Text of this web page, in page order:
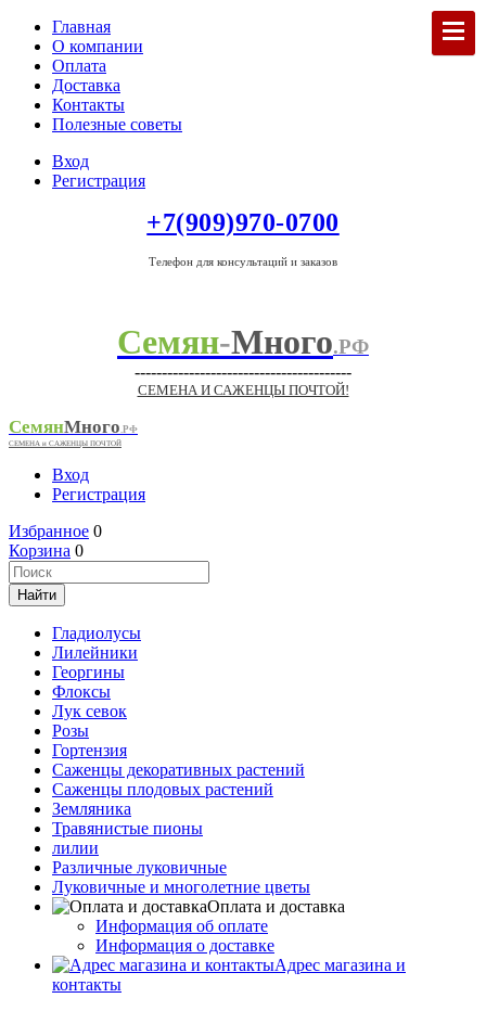
Главная
О компании
Оплата
Доставка
Контакты
Полезные советы
Вход
Регистрация
+7(909)970-0700
Телефон для консультаций и заказов
Семян-Много.РФ
----------------------------------------
СЕМЕНА И САЖЕНЦЫ ПОЧТОЙ!
СемянМного.РФ
СЕМЕНА и САЖЕНЦЫ ПОЧТОЙ
Вход
Регистрация
Избранное 0
Корзина 0
Гладиолусы
Лилейники
Георгины
Флоксы
Лук севок
Розы
Гортензия
Саженцы декоративных растений
Саженцы плодовых растений
Земляника
Травянистые пионы
лилии
Различные луковичные
Луковичные и многолетние цветы
Оплата и доставка
Информация об оплате
Информация о доставке
Адрес магазина и
контакты